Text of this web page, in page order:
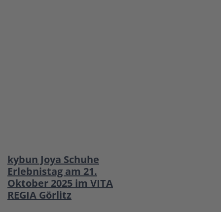
kybun Joya Schuhe
Erlebnistag am 21.
Oktober 2025 im VITA
REGIA Görlitz